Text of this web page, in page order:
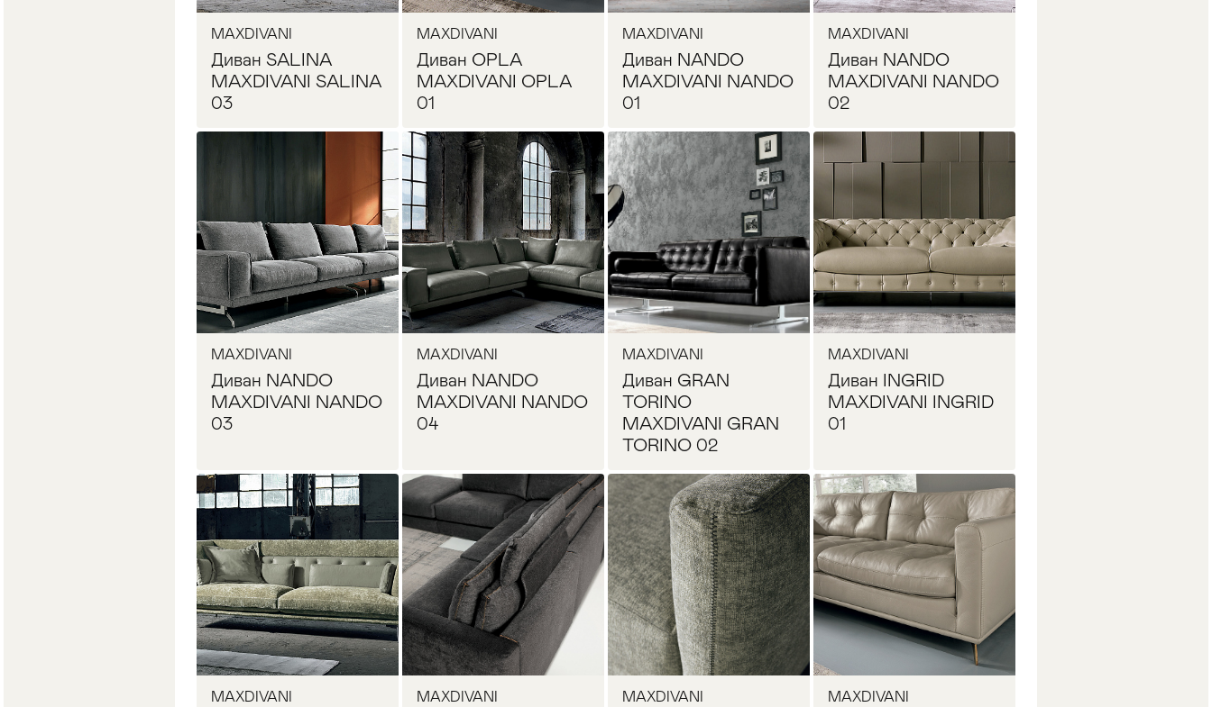
Запросить цену
MAXDIVANI
Диван SALINA
MAXDIVANI SALINA
03
Запросить цену
MAXDIVANI
Диван OPLA
MAXDIVANI OPLA
01
Запросить цену
MAXDIVANI
Диван NANDO
MAXDIVANI NANDO
01
MAXDIVANI
Диван NANDO
MAXDIVANI NANDO
02
Запросить цену
MAXDIVANI
Диван NANDO
MAXDIVANI NANDO
03
Запросить цену
MAXDIVANI
Диван NANDO
MAXDIVANI NANDO
04
Запросить цену
MAXDIVANI
Диван GRAN
TORINO
MAXDIVANI GRAN
TORINO 02
Запросить цену
MAXDIVANI
Диван INGRID
MAXDIVANI INGRID
01
MAXDIVANI MAXDIVANI MAXDIVANI MAXDIVANI